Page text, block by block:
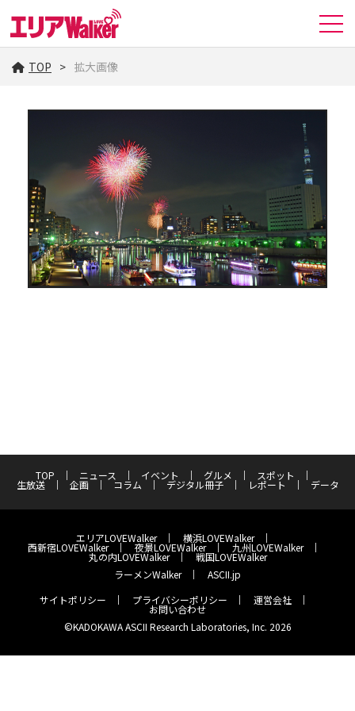
TOP 拡大画像
TOP ニュース イベント グルメ スポット
生放送 企画 コラム デジタル冊子 レポート データ
エリアLOVEWalker 横浜LOVEWalker
西新宿LOVEWalker 夜景LOVEWalker 九州LOVEWalker
丸の内LOVEWalker
戦国LOVEWalker
ラーメンWalker
ASCII.jp
サイトポリシー
プライバシーポリシー 運営会社
お問い合わせ
©KADOKAWA ASCII Research Laboratories, Inc. 2026